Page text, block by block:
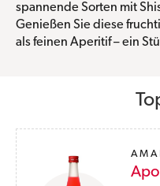
spannende Sorten mit
Genießen Sie diese
als feinen Aperitif – ein